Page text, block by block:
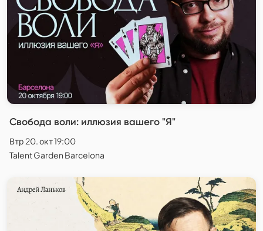
Свобода воли: иллюзия вашего "Я"
Втр 20. окт 19:00
Talent Garden Barcelona